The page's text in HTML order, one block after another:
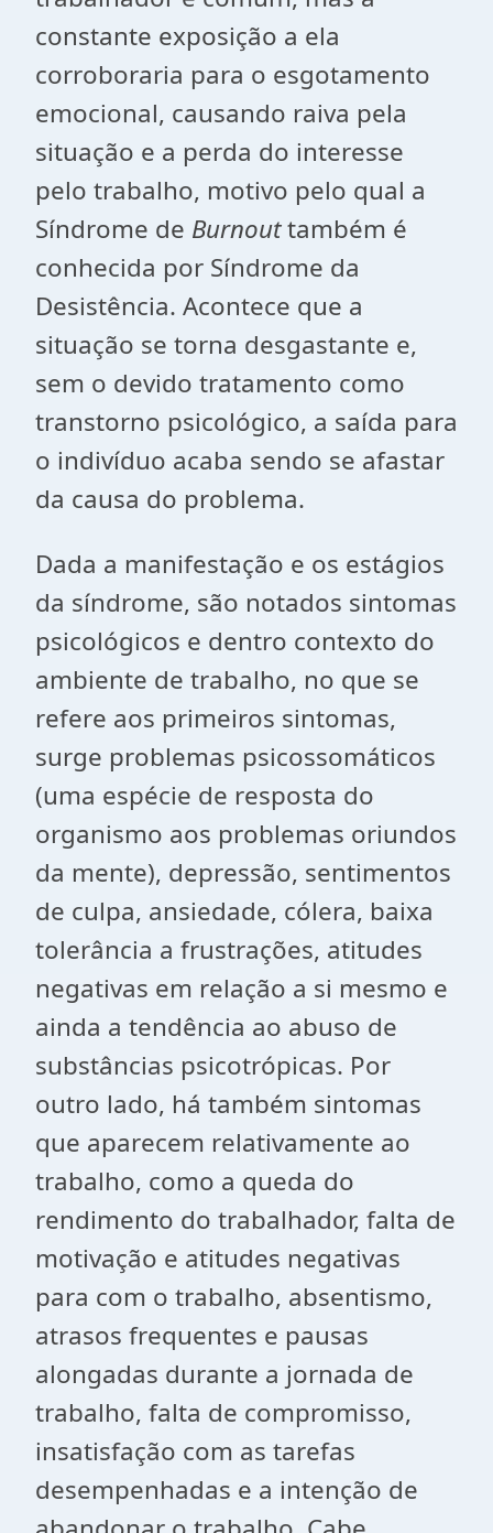
constante exposição a ela
corroboraria para o esgotamento
emocional, causando raiva pela
situação e a perda do interesse
pelo trabalho, motivo pelo qual a
Síndrome de Burnouttambém é
conhecida por Síndrome da
Desistência. Acontece que a
situação se torna desgastante e,
sem o devido tratamento como
transtorno psicológico, a saída para
o indivíduo acaba sendo se afastar
da causa do problema.
Dada a manifestação e os estágios
da síndrome, são notados sintomas
psicológicos e dentro contexto do
ambiente de trabalho, no que se
refere aos primeiros sintomas,
surge problemas psicossomáticos
(uma espécie de resposta do
organismo aos problemas oriundos
da mente), depressão, sentimentos
de culpa, ansiedade, cólera, baixa
tolerância a frustrações, atitudes
negativas em relação a si mesmo e
ainda a tendência ao abuso de
substâncias psicotrópicas. Por
outro lado, há também sintomas
que aparecem relativamente ao
trabalho, como a queda do
rendimento do trabalhador, falta de
motivação e atitudes negativas
para com o trabalho, absentismo,
atrasos frequentes e pausas
alongadas durante a jornada de
trabalho, falta de compromisso,
insatisfação com as tarefas
desempenhadas e a intenção de